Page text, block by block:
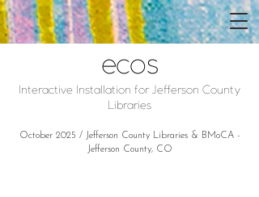
ecos
Interactive Installation for Jefferson County
Libraries
October 2025 / Jefferson County Libraries & BMoCA -
Jefferson County, CO